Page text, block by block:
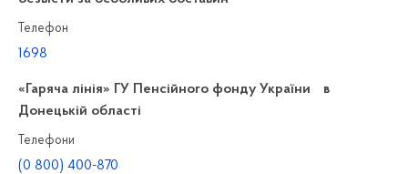
Телефон
1698
«Гаряча лінія» ГУ Пенсійного фонду України в
Донецькій області
Телефони
(0 800) 400-870